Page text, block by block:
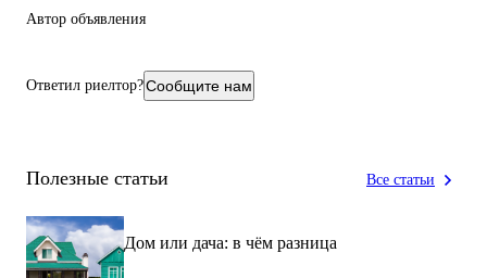
Автор объявления
Ответил риелтор?Сообщите нам
Полезные статьи Все статьи
Дом или дача: в чём разница